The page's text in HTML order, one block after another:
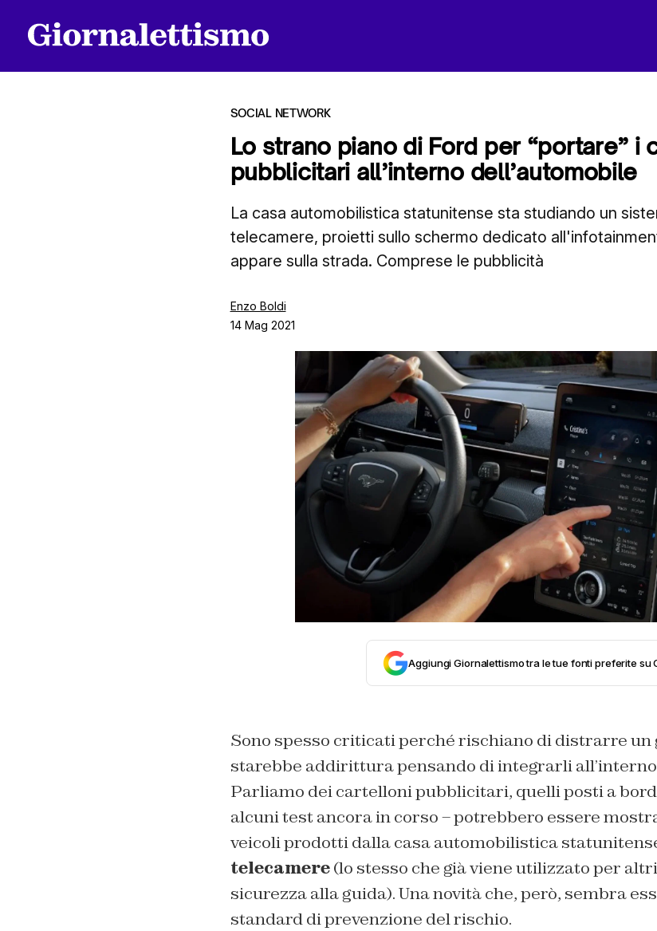
SOCIAL NETWORK
Lo strano piano di Ford per “portare” i
pubblicitari all’interno dell’automobile
La casa automobilistica statunitense sta studiando un
telecamere, proietti sullo schermo dedicato
appare sulla strada. Comprese le pubblicità
Enzo Boldi
14 Mag 2021
Aggiungi Giornalettismo tra le tue fonti preferite su
Sono spesso criticati perché rischiano di distrarre un
starebbe addirittura pensando di integrarli
Parliamo dei cartelloni pubblicitari, quelli posti a
alcuni test ancora in corso – potrebbero essere
veicoli prodotti dalla casa automobilistica
telecamere(lo stesso che già viene utilizzato per
sicurezza alla guida). Una novità che, però, sembra
standard di prevenzione del rischio.